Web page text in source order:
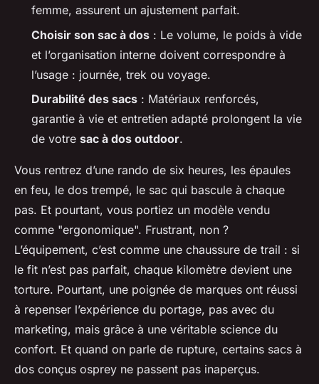
femme, assurent un ajustement parfait.
Choisir son sac à dos : Le volume, le poids à vide
et l’organisation interne doivent correspondre à
l’usage : journée, trek ou voyage.
Durabilité des sacs : Matériaux renforcés,
garantie à vie et entretien adapté prolongent la vie
de votre sac à dos outdoor.
Vous rentrez d’une rando de six heures, les épaules
en feu, le dos trempé, le sac qui bascule à chaque
pas. Et pourtant, vous portiez un modèle vendu
comme "ergonomique". Frustrant, non ?
L’équipement, c’est comme une chaussure de trail : si
le fit n’est pas parfait, chaque kilomètre devient une
torture. Pourtant, une poignée de marques ont réussi
à repenser l’expérience du portage, pas avec du
marketing, mais grâce à une véritable science du
confort. Et quand on parle de rupture, certains sacs à
dos conçus osprey ne passent pas inaperçus.